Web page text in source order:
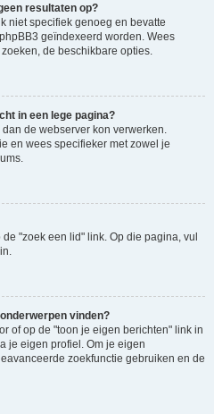
resultaten op?
niet specifiek genoeg en bevatte
geïndexeerd worden. Wees
de beschikbare opties.
in een lege pagina?
de webserver kon verwerken.
en wees specifieker met zowel je
"zoek een lid" link. Op die pagina, vul
vinden?
of op de "toon je eigen berichten" link in
je eigen profiel. Om je eigen
zoekfunctie gebruiken en de